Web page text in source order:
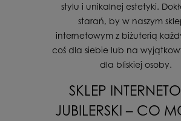
stylu i unikalnej estetyki.
starań, by w naszym
internetowym z biżuterią
coś dla siebie lub na
dla bliskiej osoby.
SKLEP
JUBILERSKI – CO